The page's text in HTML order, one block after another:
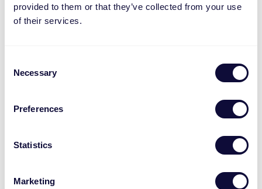
provided to them or that they’ve collected from your use
of their services.
Selection
Necessary
Preferences
Statistics
Marketing
clients
J’ai une question pour l’équipe du Marketing
I want to sign up for the B2B newsletter
demander des identifiants de connexion pour
le portail RMA en ligne de Trust